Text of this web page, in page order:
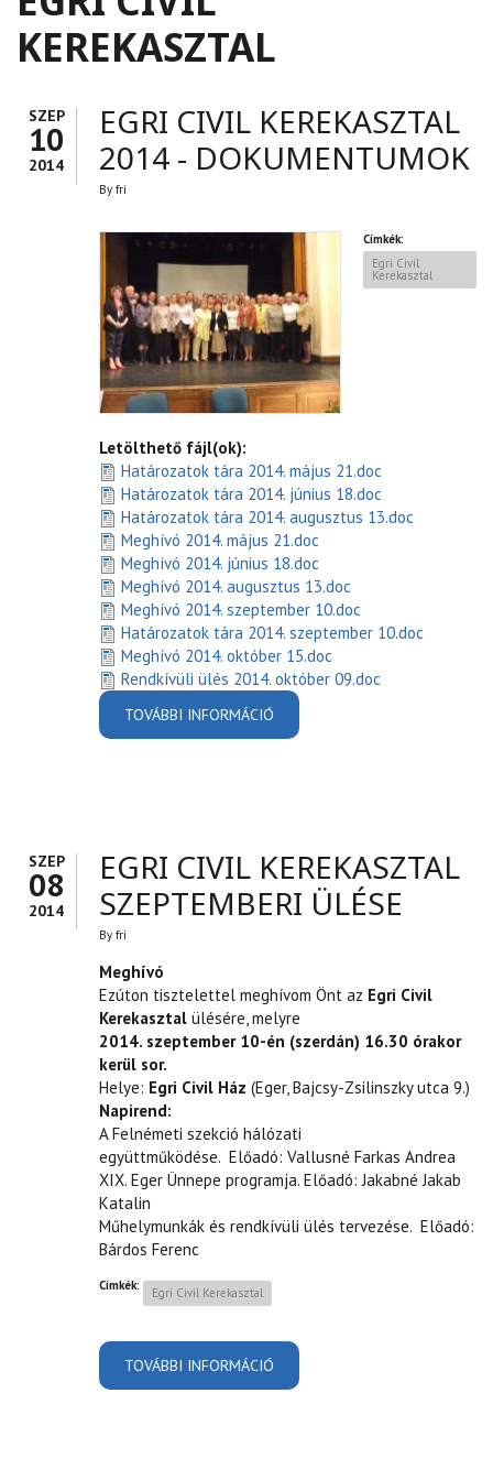
KEREKASZTAL
SZEP
10
2014
EGRI CIVIL KEREKASZTAL
2014 - DOKUMENTUMOK
By fri
Címkék:
Egri Civil
Kerekasztal
Letölthető fájl(ok):
Határozatok tára 2014. május 21.doc
Határozatok tára 2014. június 18.doc
Határozatok tára 2014. augusztus 13.doc
Meghívó 2014. május 21.doc
Meghívó 2014. június 18.doc
Meghívó 2014. augusztus 13.doc
Meghívó 2014. szeptember 10.doc
Határozatok tára 2014. szeptember 10.doc
Meghívó 2014. október 15.doc
Rendkívüli ülés 2014. október 09.doc
TOVÁBBI INFORMÁCIÓ
2014 - DOKUMENTUMOK
SZEP
08
2014
EGRI CIVIL KEREKASZTAL
SZEPTEMBERI ÜLÉSE
By fri
Meghívó
Ezúton tisztelettel meghívom Önt az Egri Civil
Kerekasztal ülésére, melyre
2014. szeptember 10-én (szerdán) 16.30 órakor
kerül sor.
Helye: Egri Civil Ház (Eger, Bajcsy-Zsilinszky utca 9.)
Napirend:
A Felnémeti szekció hálózati
együttműködése. Előadó: Vallusné Farkas Andrea
XIX. Eger Ünnepe programja. Előadó: Jakabné Jakab
Katalin
Műhelymunkák és rendkívüli ülés tervezése. Előadó:
Bárdos Ferenc
Címkék: Egri Civil Kerekasztal
TOVÁBBI INFORMÁCIÓ